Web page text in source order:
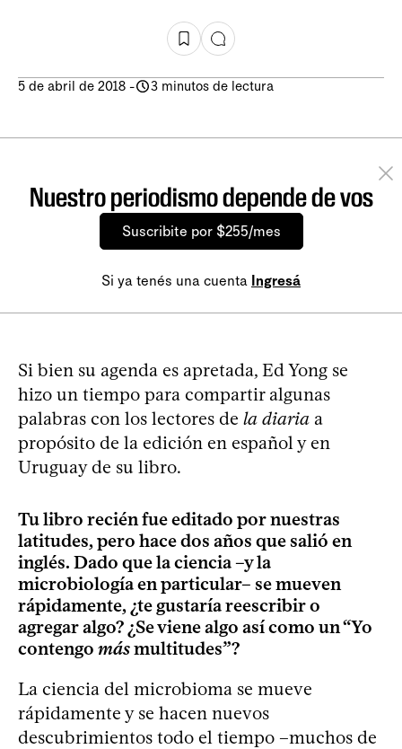
5 de abril de 2018 - 3 minutos de lectura
Nuestro periodismo depende de vos
Suscribite por $255/mes
Si ya tenés una cuenta Ingresá
Si bien su agenda es apretada, Ed Yong se
hizo un tiempo para compartir algunas
palabras con los lectores de la diaria a
propósito de la edición en español y en
Uruguay de su libro.
Tu libro recién fue editado por nuestras
latitudes, pero hace dos años que salió en
inglés. Dado que la ciencia –y la
microbiología en particular– se mueven
rápidamente, ¿te gustaría reescribir o
agregar algo? ¿Se viene algo así como un “Yo
contengo másmultitudes”?
La ciencia del microbioma se mueve
rápidamente y se hacen nuevos
descubrimientos todo el tiempo –muchos de